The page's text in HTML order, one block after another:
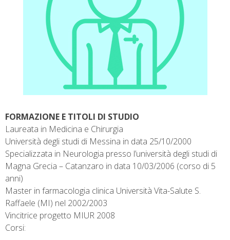
FORMAZIONE E TITOLI DI STUDIO
Laureata in Medicina e Chirurgia
Università degli studi di Messina in data 25/10/2000
Specializzata in Neurologia presso l’università degli studi di
Magna Grecia – Catanzaro in data 10/03/2006 (corso di 5
anni)
Master in farmacologia clinica Università Vita-Salute S.
Raffaele (MI) nel 2002/2003
Vincitrice progetto MIUR 2008
Corsi: